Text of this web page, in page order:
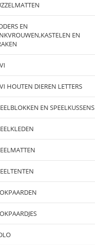
EN
EN
HOUTEN DIEREN LETTERS
EN SPEELKUSSENS